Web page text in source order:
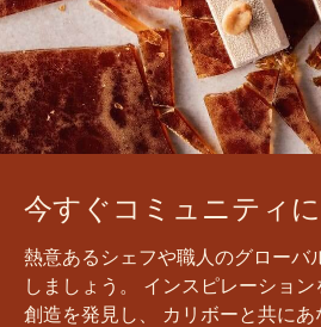
今すぐコミュニティ
熱意あるシェフや職人のグローバ
しましょう。 インスピレーショ
創造を発見し、 カリボーと共に